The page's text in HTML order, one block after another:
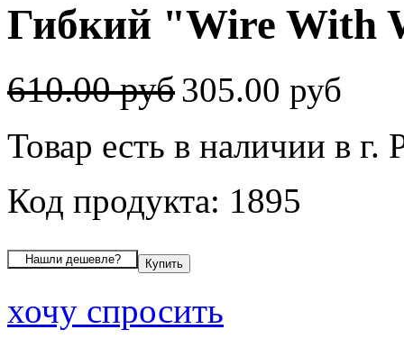
Гибкий "Wire With
610.00 руб305.00 руб
Товар есть в наличии в г.
Код продукта: 1895
хочу спросить